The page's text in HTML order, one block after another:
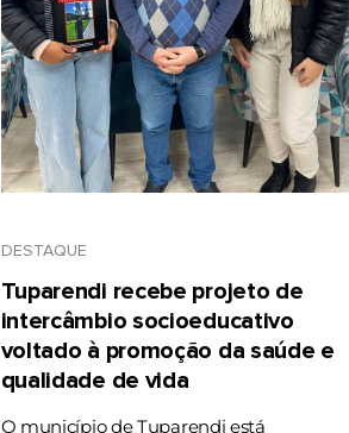
DESTAQUE
Tuparendi recebe projeto de
intercâmbio socioeducativo
voltado à promoção da saúde e
qualidade de vida
O município de Tuparendi está